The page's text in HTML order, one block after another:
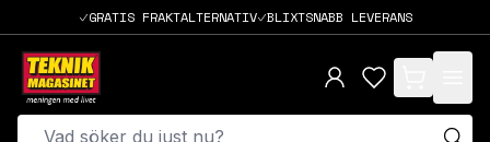
GRATIS FRAKTALTERNATIV BLIXTSNABB LEVERANS
items in cart,